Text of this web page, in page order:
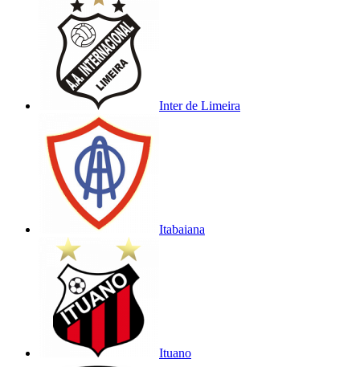
Inter de Limeira
Itabaiana
Ituano